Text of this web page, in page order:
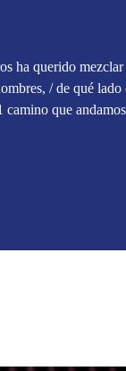
ha querido
/ de qué
camino que